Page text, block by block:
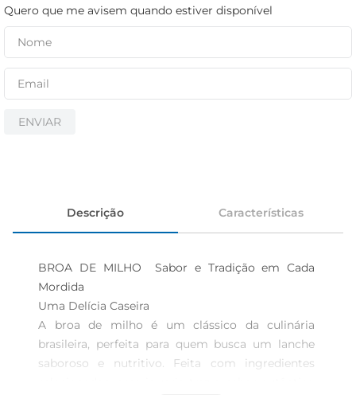
Quero que me avisem quando estiver disponível
ENVIAR
Descrição Características
BROA DE MILHO  Sabor e Tradição em Cada
Mordida
Uma Delícia Caseira
A broa de milho é um clássico da culinária
brasileira, perfeita para quem busca um lanche
saboroso e nutritivo. Feita com ingredientes
papel higiênico
cerveja